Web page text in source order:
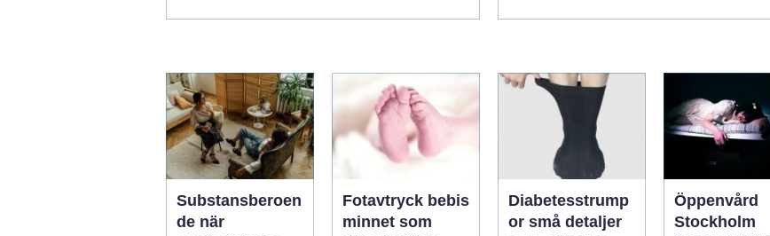
Substansberoen
de när
Fotavtryck bebis
minnet som
Diabetesstrump
or små detaljer
Öppenvård
Stockholm